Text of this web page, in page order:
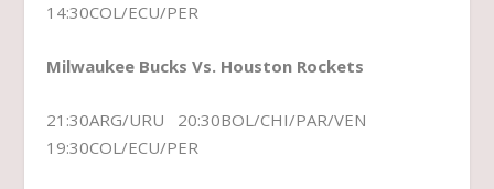
14:30COL/ECU/PER
Milwaukee Bucks Vs. Houston Rockets
21:30ARG/URU 20:30BOL/CHI/PAR/VEN
19:30COL/ECU/PER